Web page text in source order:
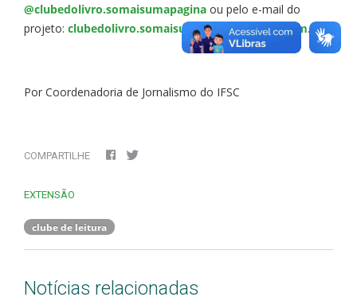
@clubedolivro.somaisumapagina ou pelo e-mail do
projeto: clubedolivro.somaisumapagina@gmail.com.
Por Coordenadoria de Jornalismo do IFSC
COMPARTILHE
EXTENSÃO
clube de leitura
Notícias relacionadas